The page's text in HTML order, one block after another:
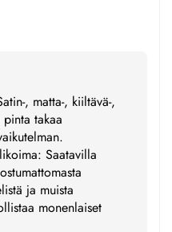
, matta-, kiiltävä-,
takaa
Saatavilla
ja muista
monenlaiset